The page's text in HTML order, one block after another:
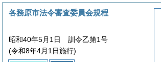
各務原市法令審査委員会規程
昭和40年5月1日 訓令乙第1号
(令和8年4月1日施行)